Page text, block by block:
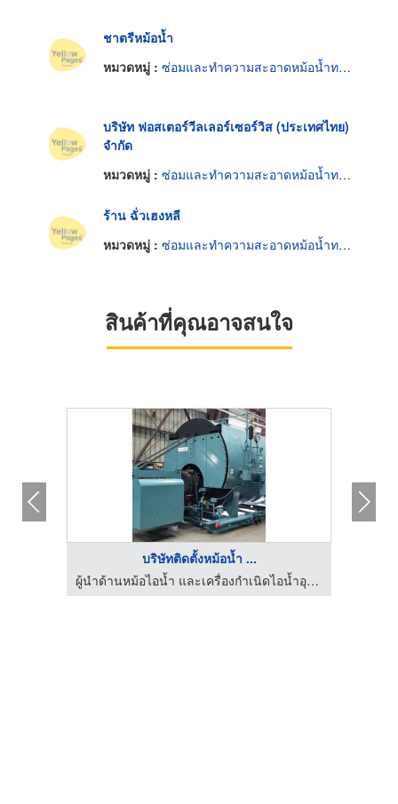
ชาตรีหม้อน้ำ
หมวดหมู่ : ซ่อมและทำความสะอาดหม้อน้ำทางอุตสาหกรรม
บริษัท ฟอสเตอร์วีลเลอร์เซอร์วิส (ประเทศไทย)
จำกัด
หมวดหมู่ : ซ่อมและทำความสะอาดหม้อน้ำทางอุตสาหกรรม
ร้าน ฉั่วเฮงหลี
หมวดหมู่ : ซ่อมและทำความสะอาดหม้อน้ำทางอุตสาหกรรม
สินค้าที่คุณอาจสนใจ
บริษัทติดตั้งหม้อน้ำ ...
ผู้นำด้านหม้อไอน้ำ และเครื่องกำเนิดไอน้ำอุตสาหกรรม